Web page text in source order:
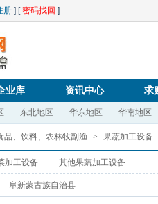
册 ] [密码找回 ]
业库 资讯中心 求
东北地区 华东地区 华南地区
品、饮料、农林牧副渔 > 果蔬加工设备
加工设备 其他果蔬加工设备
阜新蒙古族自治县